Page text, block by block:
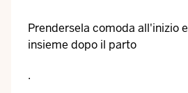
Prendersela comoda all'inizio e
insieme dopo il parto
.